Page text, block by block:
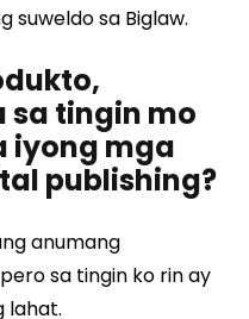
suweldo sa Biglaw.
sa tingin mo
iyong mga
publishing?
anumang
sa tingin ko rin ay
lahat.